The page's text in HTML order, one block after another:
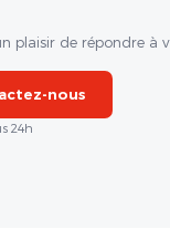
plaisir de répondre à
nous
24h